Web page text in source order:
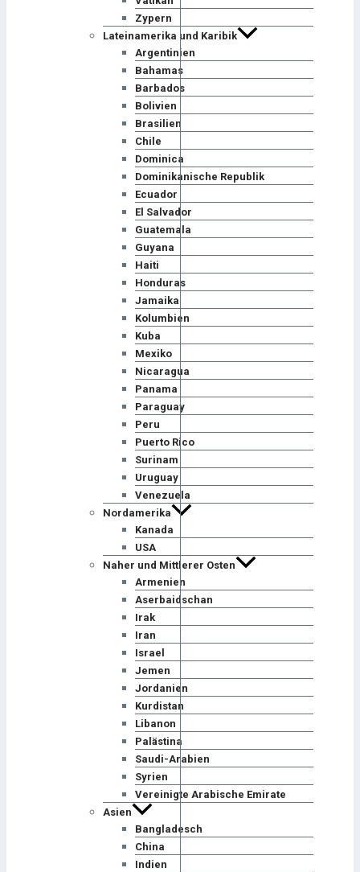
Zypern
Lateinamerika und Karibik
Argentinien
Bahamas
Barbados
Bolivien
Brasilien
Chile
Dominica
Dominikanische Republik
Ecuador
El Salvador
Guatemala
Guyana
Haiti
Honduras
Jamaika
Kolumbien
Kuba
Mexiko
Nicaragua
Panama
Paraguay
Peru
Puerto Rico
Surinam
Uruguay
Venezuela
Nordamerika
Kanada
USA
Naher und Mittlerer Osten
Armenien
Aserbaidschan
Irak
Iran
Israel
Jemen
Jordanien
Kurdistan
Libanon
Palästina
Saudi-Arabien
Syrien
Vereinigte Arabische Emirate
Asien
Bangladesch
China
Indien